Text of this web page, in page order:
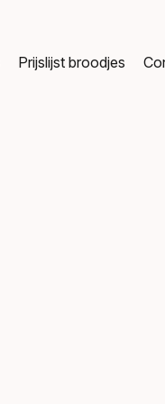
Prijslijst broodjes